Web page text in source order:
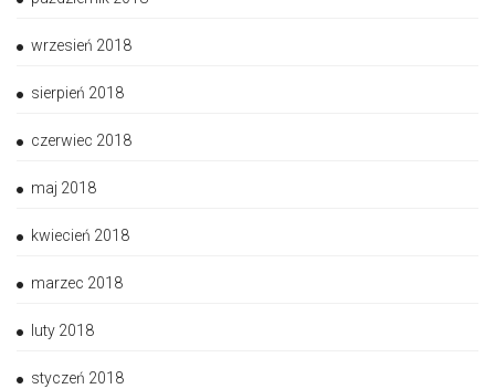
wrzesień 2018
sierpień 2018
czerwiec 2018
maj 2018
kwiecień 2018
marzec 2018
luty 2018
styczeń 2018